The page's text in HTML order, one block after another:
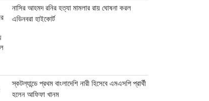
নাসির আহমদ রনির হত্যা মামলার রায় ঘোষনা করল
এডিনবরা হাইকোর্ট
স্কটল্যান্ডে প্রথম বাংলাদেশি নারী হিসেবে এমএসপি প্রার্থী
হলেন আফিফা খানম